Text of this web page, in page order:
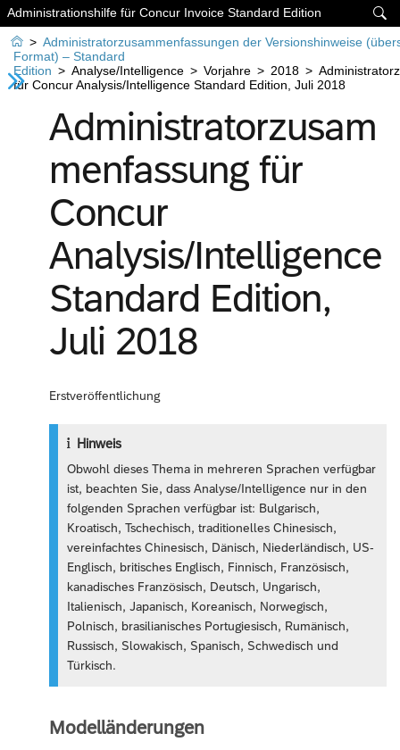

Administrationshilfe für Concur Invoice Standard Edition
 > Administratorzusammenfassungen der Versionshinweise
Format) – Standard
Edition > Analyse/Intelligence > Vorjahre > 2018 >
für Concur Analysis/Intelligence Standard Edition, Juli 2018
Administratorzusam
menfassung für
Concur
Analysis/Intelligence
Standard Edition,
Juli 2018
Erstveröffentlichung
Hinweis
Obwohl dieses Thema in mehreren Sprachen verfügbar
ist, beachten Sie, dass Analyse/Intelligence nur in den
folgenden Sprachen verfügbar ist: Bulgarisch,
Kroatisch, Tschechisch, traditionelles Chinesisch,
vereinfachtes Chinesisch, Dänisch, Niederländisch, US-
Englisch, britisches Englisch, Finnisch, Französisch,
kanadisches Französisch, Deutsch, Ungarisch,
Italienisch, Japanisch, Koreanisch, Norwegisch,
Polnisch, brasilianisches Portugiesisch, Rumänisch,
Russisch, Slowakisch, Spanisch, Schwedisch und
Türkisch.
Modelländerungen